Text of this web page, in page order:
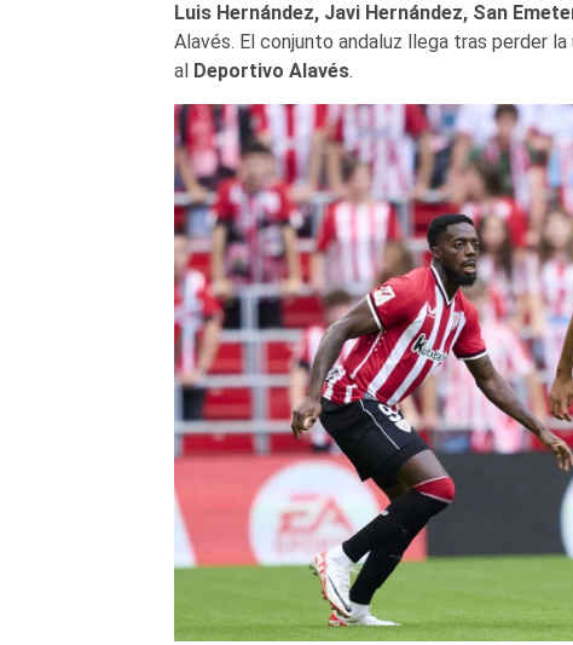
Luis Hernández, Javi Hernández, San
Alavés. El conjunto andaluz llega tras perder la
al Deportivo Alavés.